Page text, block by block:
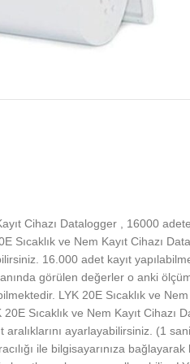
Cihazı Datalogger , 16000
Sıcaklık ve Nem Kayıt Cihazı
16.000 adet kayıt
görülen değerler o anki
LYK 20E Sıcaklık ve
Sıcaklık ve Nem Kayıt Cihazı
aralıklarını ayarlayabilirsiniz. (1
ile bilgisayarınıza